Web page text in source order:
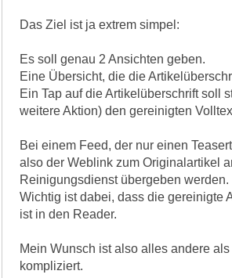
Das Ziel ist ja extrem simpel:
Es soll genau 2 Ansichten geben.
Eine Übersicht, die die
Ein Tap auf die Artikelüberschrift soll
weitere Aktion) den gereinigten
Bei einem Feed, der nur einen
also der Weblink zum Originalartikel
Reinigungsdienst übergeben werden.
Wichtig ist dabei, dass die gereinigte
ist in den Reader.
Mein Wunsch ist also alles andere
kompliziert.